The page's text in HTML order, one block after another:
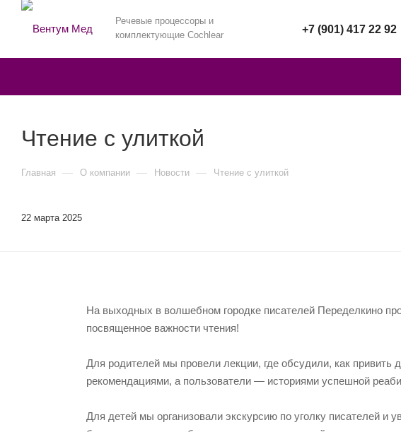
Речевые процессоры и
комплектующие Cochlear
+7 (901) 417 22 92
Чтение с улиткой
Главная — О компании — Новости — Чтение с улиткой
22 марта 2025
На выходных в волшебном городке писателей Переделкино
посвященное важности чтения!
Для родителей мы провели лекции, где обсудили, как
рекомендациями, а пользователи — историями успешной
Для детей мы организовали экскурсию по уголку писателей и